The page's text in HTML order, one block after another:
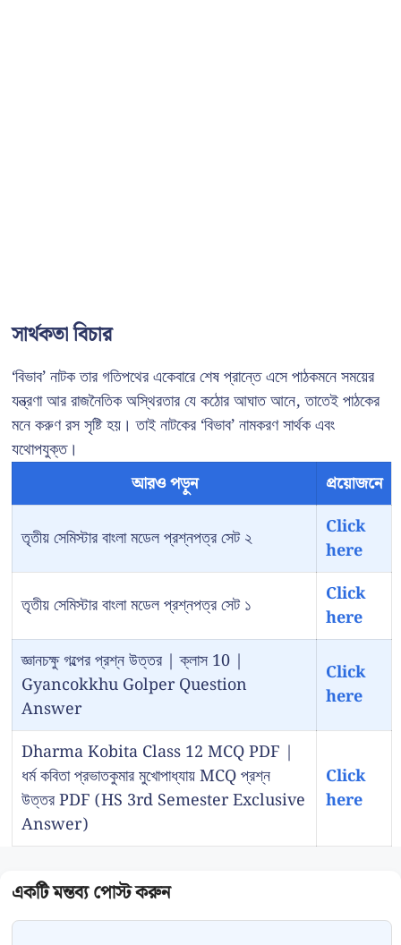
সার্থকতা বিচার
‘বিভাব’ নাটক তার গতিপথের একেবারে শেষ প্রান্তে এসে পাঠকমনে সময়ের
যন্ত্রণা আর রাজনৈতিক অস্থিরতার যে কঠোর আঘাত আনে, তাতেই পাঠকের
মনে করুণ রস সৃষ্টি হয়। তাই নাটকের ‘বিভাব’ নামকরণ সার্থক এবং
যথোপযুক্ত।
আরও পড়ুন
প্রয়োজনে
তৃতীয় সেমিস্টার বাংলা মডেল প্রশ্নপত্র সেট ২
Click
here
তৃতীয় সেমিস্টার বাংলা মডেল প্রশ্নপত্র সেট ১
Click
here
জ্ঞানচক্ষু গল্পের প্রশ্ন উত্তর | ক্লাস 10 |
Gyancokkhu Golper Question
Answer
Click
here
Dharma Kobita Class 12 MCQ PDF |
ধর্ম কবিতা প্রভাতকুমার মুখোপাধ্যায় MCQ প্রশ্ন
উত্তর PDF (HS 3rd Semester Exclusive
Answer)
Click
here
Comment